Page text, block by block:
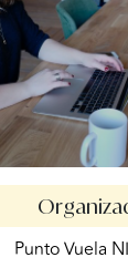
Punto Vuela